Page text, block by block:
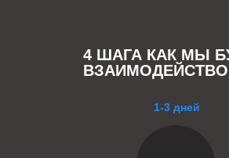
4 ШАГА КАК МЫ
1-3 дней